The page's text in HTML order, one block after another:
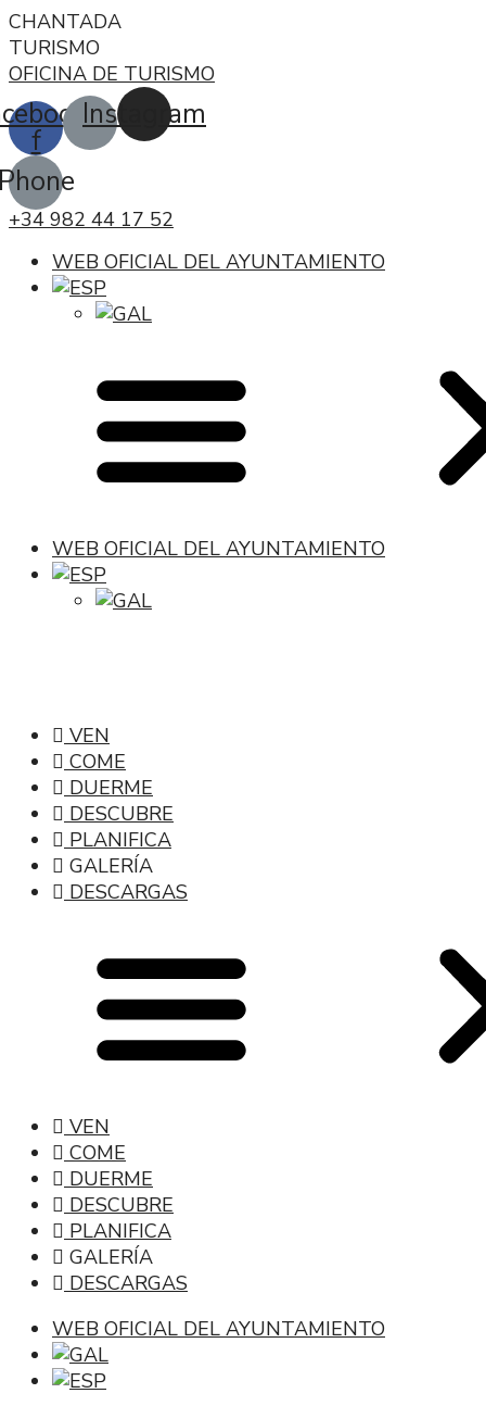
CHANTADA
TURISMO
OFICINA DE TURISMO
f
Instagram
+34 982 44 17 52
WEB OFICIAL DEL AYUNTAMIENTO
WEB OFICIAL DEL AYUNTAMIENTO
VEN
COME
DUERME
DESCUBRE
PLANIFICA
GALERÍA
DESCARGAS
VEN
COME
DUERME
DESCUBRE
PLANIFICA
GALERÍA
DESCARGAS
WEB OFICIAL DEL AYUNTAMIENTO